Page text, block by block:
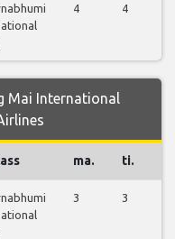
4 4
Mai International
ma. ti.
3 3